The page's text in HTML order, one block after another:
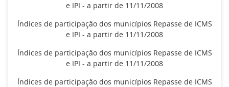
e IPI - a partir de 11/11/2008
Índices de participação dos municípios Repasse de ICMS
e IPI - a partir de 11/11/2008
Índices de participação dos municípios Repasse de ICMS
e IPI - a partir de 11/11/2008
Índices de participação dos municípios Repasse de ICMS